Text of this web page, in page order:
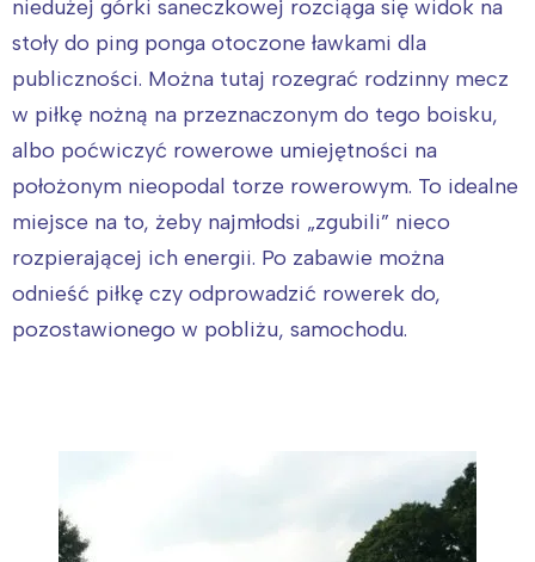
niedużej górki saneczkowej rozciąga się widok na
stoły do ping ponga otoczone ławkami dla
publiczności. Można tutaj rozegrać rodzinny mecz
w piłkę nożną na przeznaczonym do tego boisku,
albo poćwiczyć rowerowe umiejętności na
położonym nieopodal torze rowerowym. To idealne
miejsce na to, żeby najmłodsi „zgubili” nieco
rozpierającej ich energii. Po zabawie można
odnieść piłkę czy odprowadzić rowerek do,
pozostawionego w pobliżu, samochodu.